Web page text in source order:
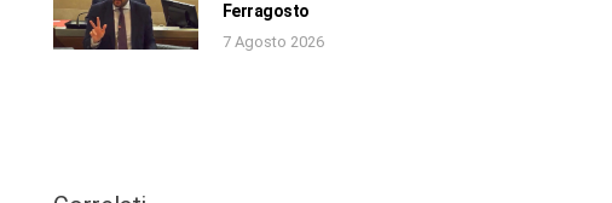
Ferragosto
7 Agosto 2026